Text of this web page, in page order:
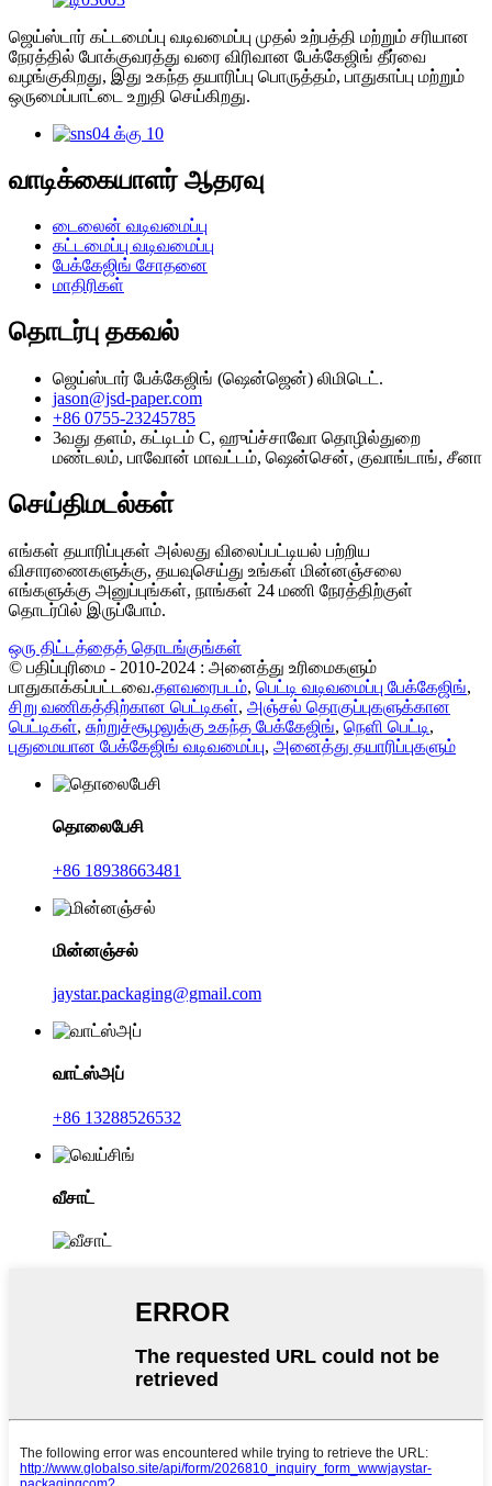
ஜெய்ஸ்டார் கட்டமைப்பு வடிவமைப்பு முதல் உற்பத்தி மற்றும் சரியான
நேரத்தில் போக்குவரத்து வரை விரிவான பேக்கேஜிங் தீர்வை
வழங்குகிறது, இது உகந்த தயாரிப்பு பொருத்தம், பாதுகாப்பு மற்றும்
ஒருமைப்பாட்டை உறுதி செய்கிறது.
வாடிக்கையாளர் ஆதரவு
டைலைன் வடிவமைப்பு
கட்டமைப்பு வடிவமைப்பு
பேக்கேஜிங் சோதனை
மாதிரிகள்
தொடர்பு தகவல்
ஜெய்ஸ்டார் பேக்கேஜிங் (ஷென்ஜென்) லிமிடெட்.
jason@jsd-paper.com
+86 0755-23245785
3வது தளம், கட்டிடம் C, ஹுய்ச்சாவோ தொழில்துறை
மண்டலம், பாவோன் மாவட்டம், ஷென்சென், குவாங்டாங், சீனா
செய்திமடல்கள்
எங்கள் தயாரிப்புகள் அல்லது விலைப்பட்டியல் பற்றிய
விசாரணைகளுக்கு, தயவுசெய்து உங்கள் மின்னஞ்சலை
எங்களுக்கு அனுப்புங்கள், நாங்கள் 24 மணி நேரத்திற்குள்
தொடர்பில் இருப்போம்.
ஒரு திட்டத்தைத் தொடங்குங்கள்
© பதிப்புரிமை - 2010-2024 : அனைத்து உரிமைகளும்
பாதுகாக்கப்பட்டவை.தளவரைபடம், பெட்டி வடிவமைப்பு பேக்கேஜிங்,
சிறு வணிகத்திற்கான பெட்டிகள், அஞ்சல் தொகுப்புகளுக்கான
பெட்டிகள், சுற்றுச்சூழலுக்கு உகந்த பேக்கேஜிங், நெளி பெட்டி,
புதுமையான பேக்கேஜிங் வடிவமைப்பு, அனைத்து தயாரிப்புகளும்
தொலைபேசி
+86 18938663481
மின்னஞ்சல்
jaystar.packaging@gmail.com
வாட்ஸ்அப்
+86 13288526532
வீசாட்